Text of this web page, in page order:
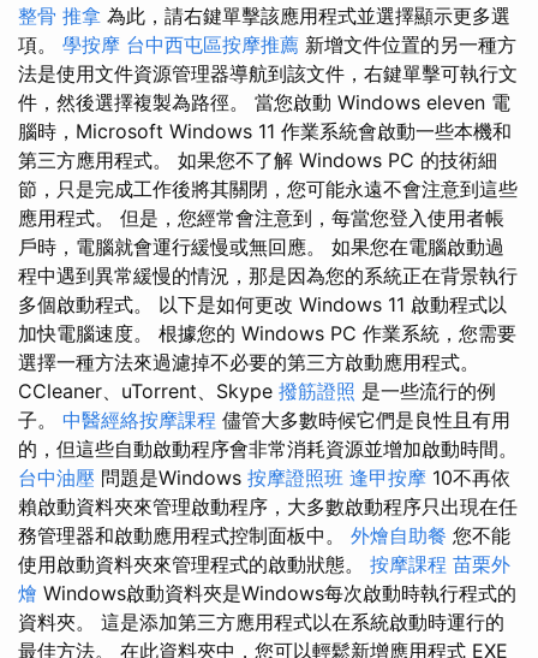
整骨 推拿 為此，請右鍵單擊該應用程式並選擇顯示更多選
項。 學按摩 台中西屯區按摩推薦 新增文件位置的另一種方
法是使用文件資源管理器導航到該文件，右鍵單擊可執行文
件，然後選擇複製為路徑。 當您啟動 Windows eleven 電
腦時，Microsoft Windows 11 作業系統會啟動一些本機和
第三方應用程式。 如果您不了解 Windows PC 的技術細
節，只是完成工作後將其關閉，您可能永遠不會注意到這些
應用程式。 但是，您經常會注意到，每當您登入使用者帳
戶時，電腦就會運行緩慢或無回應。 如果您在電腦啟動過
程中遇到異常緩慢的情況，那是因為您的系統正在背景執行
多個啟動程式。 以下是如何更改 Windows 11 啟動程式以
加快電腦速度。 根據您的 Windows PC 作業系統，您需要
選擇一種方法來過濾掉不必要的第三方啟動應用程式。
CCleaner、uTorrent、Skype 撥筋證照 是一些流行的例
子。 中醫經絡按摩課程 儘管大多數時候它們是良性且有用
的，但這些自動啟動程序會非常消耗資源並增加啟動時間。
台中油壓 問題是Windows 按摩證照班 逢甲按摩 10不再依
賴啟動資料夾來管理啟動程序，大多數啟動程序只出現在任
務管理器和啟動應用程式控制面板中。 外燴自助餐 您不能
使用啟動資料夾來管理程式的啟動狀態。 按摩課程 苗栗外
燴 Windows啟動資料夾是Windows每次啟動時執行程式的
資料夾。 這是添加第三方應用程式以在系統啟動時運行的
最佳方法。 在此資料夾中，您可以輕鬆新增應用程式 EXE